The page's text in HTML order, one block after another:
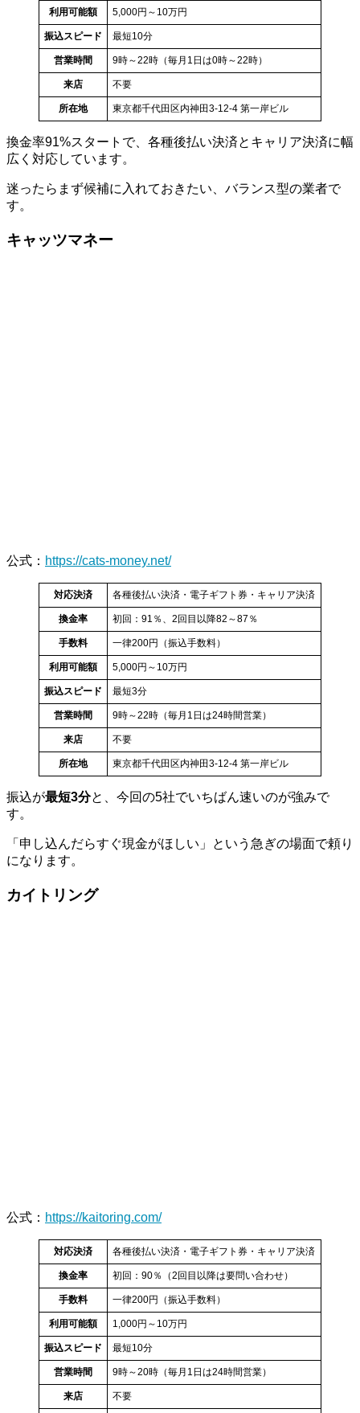
利用可能額 5,000円～10万円
振込スピード 最短10分
営業時間 9時～22時（毎月1日は0時～22時）
来店 不要
所在地 東京都千代田区内神田3-12-4 第一岸ビル
換金率91%スタートで、各種後払い決済とキャリア決済に幅
広く対応しています。
迷ったらまず候補に入れておきたい、バランス型の業者で
す。
キャッツマネー
公式 ： https://cats-money.net/
対応決済 各種後払い決済・電子ギフト券・キャリア決済
換金率 初回：91％、2回目以降82～87％
手数料 一律200円（振込手数料）
利用可能額 5,000円～10万円
振込スピード 最短3分
営業時間 9時～22時（毎月1日は24時間営業）
来店 不要
所在地 東京都千代田区内神田3-12-4 第一岸ビル
振込が最短3分と、今回の5社でいちばん速いのが強みで
す。
「申し込んだらすぐ現金がほしい」という急ぎの場面で頼り
になります。
カイトリング
公式 ： https://kaitoring.com/
対応決済 各種後払い決済・電子ギフト券・キャリア決済
換金率 初回：90％（2回目以降は要問い合わせ）
手数料 一律200円（振込手数料）
利用可能額 1,000円～10万円
振込スピード 最短10分
営業時間 9時～20時（毎月1日は24時間営業）
来店 不要